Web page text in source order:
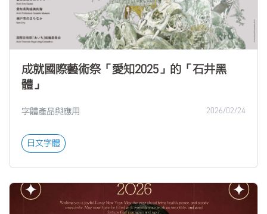
成就國際藝術祭「愛知2025」的「石井黑
體」
字體產品與應用 2026/02/24
日文字體